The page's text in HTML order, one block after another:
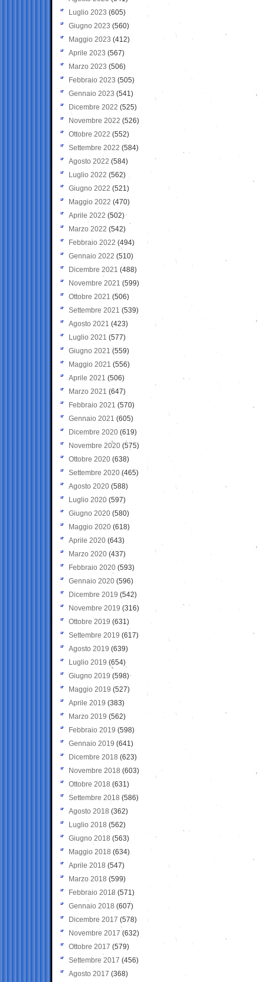
Luglio 2023 (605)
Giugno 2023 (560)
Maggio 2023 (412)
Aprile 2023 (567)
Marzo 2023 (506)
Febbraio 2023 (505)
Gennaio 2023 (541)
Dicembre 2022 (525)
Novembre 2022 (526)
Ottobre 2022 (552)
Settembre 2022 (584)
Agosto 2022 (584)
Luglio 2022 (562)
Giugno 2022 (521)
Maggio 2022 (470)
Aprile 2022 (502)
Marzo 2022 (542)
Febbraio 2022 (494)
Gennaio 2022 (510)
Dicembre 2021 (488)
Novembre 2021 (599)
Ottobre 2021 (506)
Settembre 2021 (539)
Agosto 2021 (423)
Luglio 2021 (577)
Giugno 2021(559)
Maggio 2021 (556)
Aprile 2021 (506)
Marzo 2021 (647)
Febbraio 2021 (570)
Gennaio 2021 (605)
Dicembre 2020 (619)
Novembre 2020 (575)
Ottobre 2020 (638)
Settembre 2020(465)
Agosto 2020 (588)
Luglio 2020 (597)
Giugno 2020 (580)
Maggio 2020 (618)
Aprile 2020 (643)
Marzo 2020 (437)
Febbraio 2020 (593)
Gennaio 2020 (596)
Dicembre 2019 (542)
Novembre 2019 (316)
Ottobre 2019 (631)
Settembre 2019 (617)
Agosto 2019 (639)
Luglio 2019 (654)
Giugno 2019 (598)
Maggio 2019 (527)
Aprile 2019 (383)
Marzo 2019 (562)
Febbraio 2019 (598)
Gennaio 2019 (641)
Dicembre 2018 (623)
Novembre 2018 (603)
Ottobre 2018 (631)
Settembre 2018 (586)
Agosto 2018 (362)
Luglio 2018 (562)
Giugno 2018 (563)
Maggio 2018 (634)
Aprile 2018 (547)
Marzo 2018 (599)
Febbraio 2018 (571)
Gennaio 2018 (607)
Dicembre 2017 (578)
Novembre 2017 (632)
Ottobre 2017 (579)
Settembre 2017 (456)
Agosto 2017 (368)